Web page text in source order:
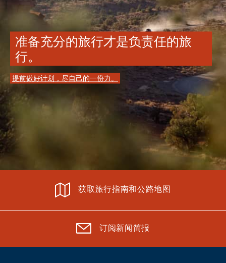
准备充分的旅行才是负责任的旅
行。
提前做好计划，尽自己的一份力。
获取旅行指南和公路地图
订阅新闻简报